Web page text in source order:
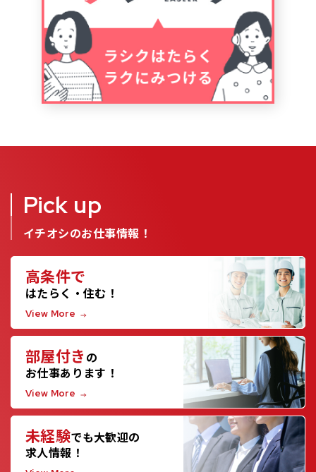
Pick up
イチオシのお仕事情報！
高条件で
はたらく・住む！
View More
部屋付き の
お仕事あります！
View More
未経験でも大歓迎の
求人情報！